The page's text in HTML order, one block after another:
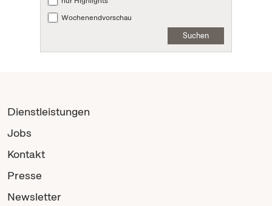
Wochenendvorschau
Suchen
Dienstleistungen
Jobs
Kontakt
Presse
Newsletter